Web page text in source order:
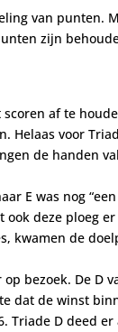
van punten.
zijn
af te
Helaas voor
de handen
E was nog
deze ploeg er
kwamen de
bezoek. De D
dat de winst
Triade D deed er